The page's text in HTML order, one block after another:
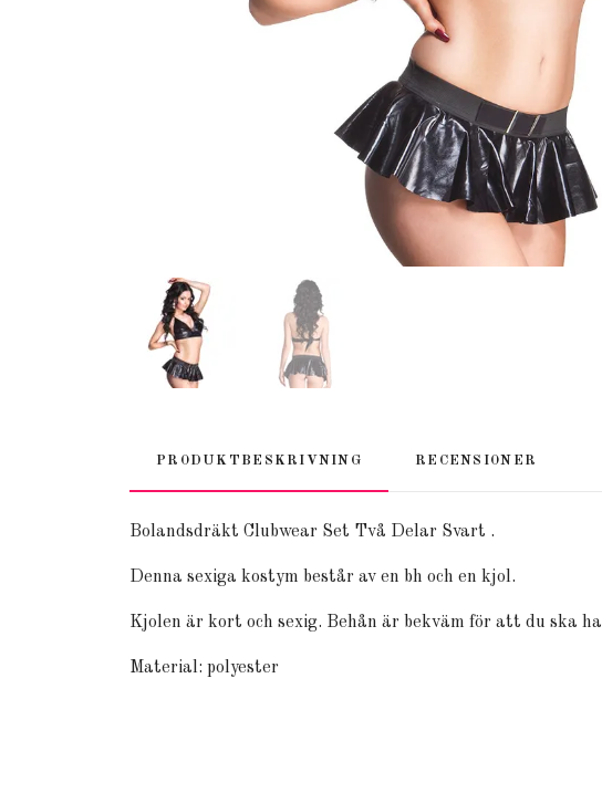
PRODUKTBESKRIVNING RECENSIONER
Bolandsdräkt Clubwear Set Två Delar Svart .
Denna sexiga kostym består av en bh och en kjol.
Kjolen är kort och sexig. Behån är bekväm för att du ska
Material: polyester